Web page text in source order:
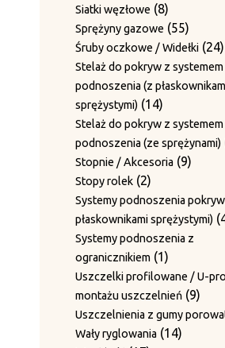
produkty
Siatki węzłowe 88
produktów
Sprężyny gazowe 5555
Śruby oczkowe / Widełki 24
Stelaż do pokryw z systemem
podnoszenia (z
sprężystymi)
1414
produktów
Stelaż do pokryw z systemem
podnoszenia (ze sprężynami)
Stopnie / Akcesoria 99
Stopy rolek 22
produkty
Systemy podnoszenia
płaskownikami sprężystymi)
Systemy podnoszenia z
ogranicznikiem
11
produkt
Uszczelki profilowane / U-
montażu uszczelnień
99
Uszczelnienia z gumy
Wały ryglowania 1414